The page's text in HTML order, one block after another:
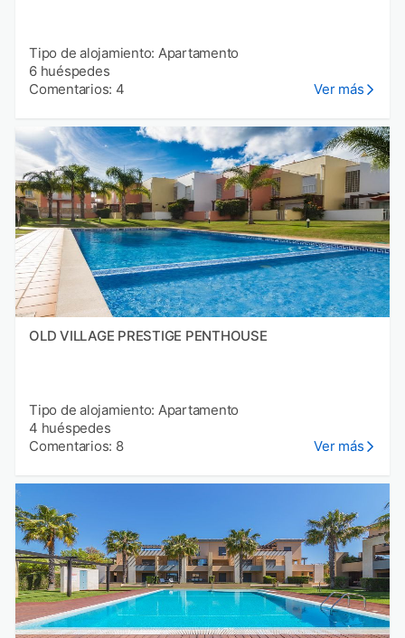
Tipo de alojamiento: Apartamento
6 huéspedes
Comentarios: 4
Ver más
OLD VILLAGE PRESTIGE PENTHOUSE
Tipo de alojamiento: Apartamento
4 huéspedes
Comentarios: 8
Ver más